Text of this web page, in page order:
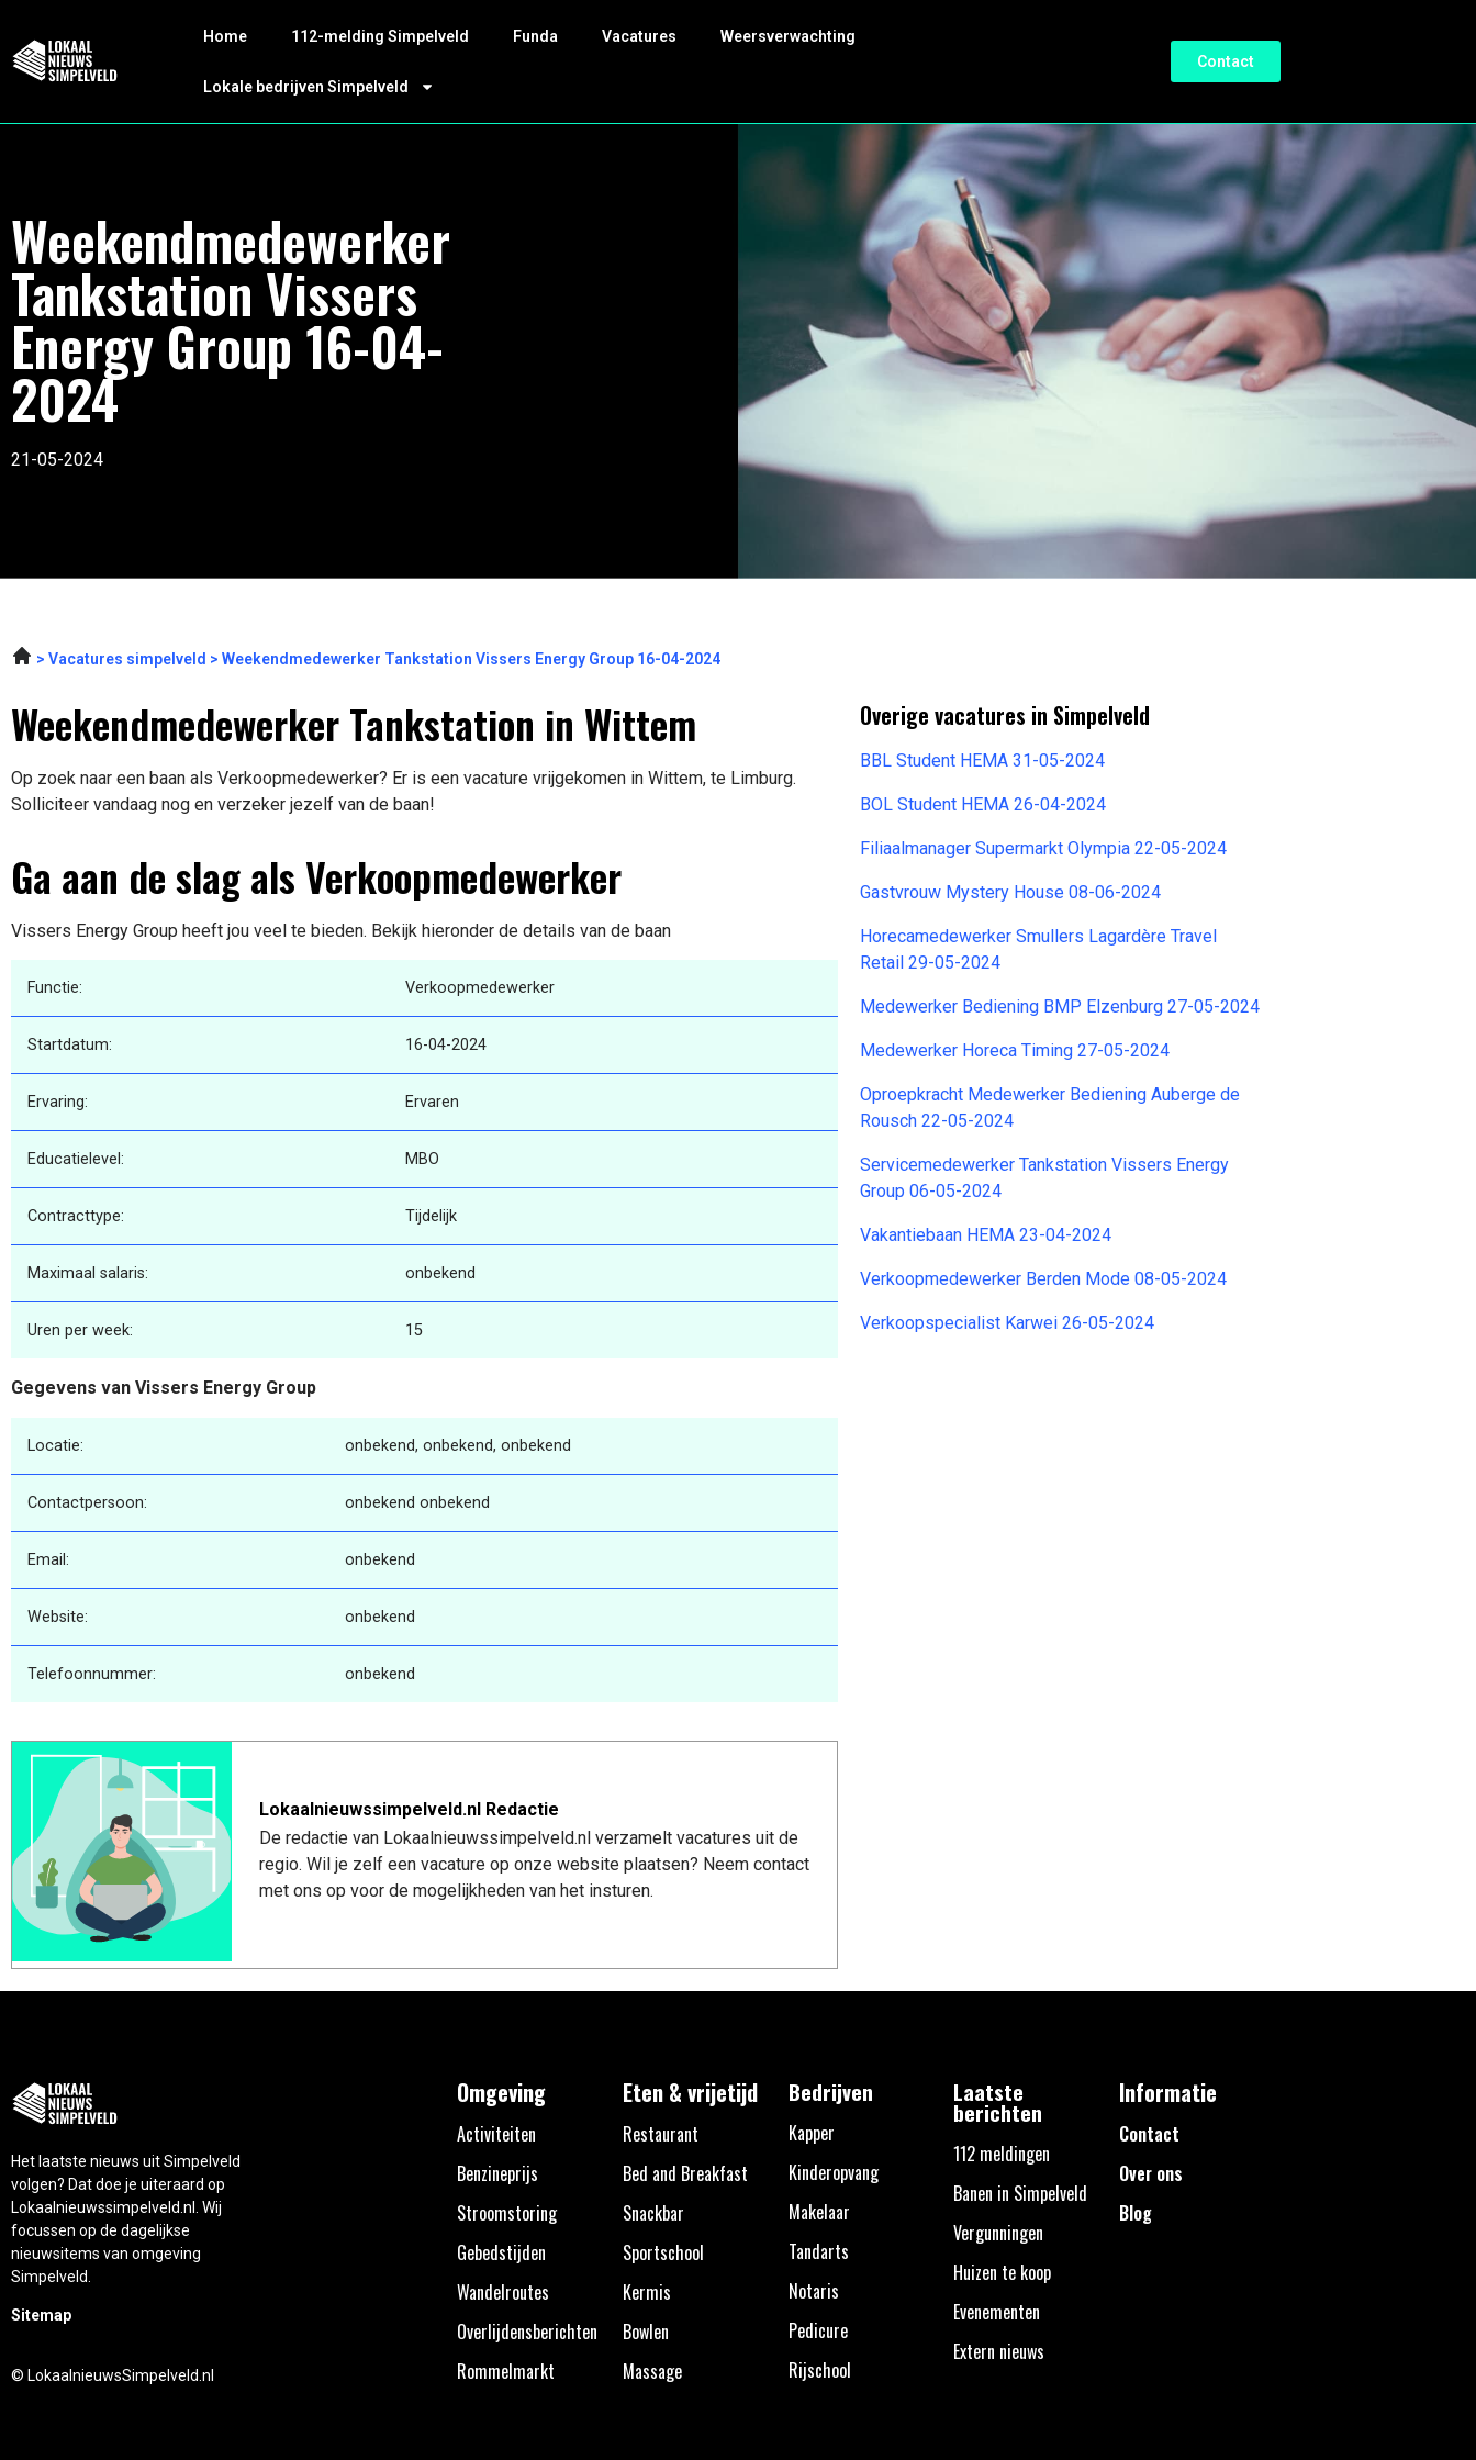
Home 112-melding Simpelveld Funda Vacatures Weersverwachting
Lokale bedrijven Simpelveld
Contact
Weekendmedewerker
Tankstation Vissers
Energy Group 16-04-
2024
21-05-2024
Vacatures simpelveld Weekendmedewerker Tankstation Vissers Energy Group 16-04-2024
Weekendmedewerker Tankstation in Wittem
Op zoek naar een baan als Verkoopmedewerker? Er is een vacature vrijgekomen in Wittem, te Limburg.
Solliciteer vandaag nog en verzeker jezelf van de baan!
Ga aan de slag als Verkoopmedewerker
Vissers Energy Group heeft jou veel te bieden. Bekijk hieronder de details van de baan
Functie: Verkoopmedewerker
Startdatum: 16-04-2024
Ervaring: Ervaren
Educatielevel: MBO
Contracttype: Tijdelijk
Maximaal salaris: onbekend
Uren per week: 15
Gegevens van Vissers Energy Group
Locatie: onbekend, onbekend, onbekend
Contactpersoon: onbekend onbekend
Email: onbekend
Website: onbekend
Telefoonnummer: onbekend
Lokaalnieuwssimpelveld.nl Redactie
De redactie van Lokaalnieuwssimpelveld.nl verzamelt vacatures uit de
regio. Wil je zelf een vacature op onze website plaatsen? Neem contact
met ons op voor de mogelijkheden van het insturen.
Overige vacatures in Simpelveld
BBL Student HEMA 31-05-2024
BOL Student HEMA 26-04-2024
Filiaalmanager Supermarkt Olympia 22-05-2024
Gastvrouw Mystery House 08-06-2024
Horecamedewerker Smullers Lagardère Travel
Retail 29-05-2024
Medewerker Bediening BMP Elzenburg 27-05-2024
Medewerker Horeca Timing 27-05-2024
Oproepkracht Medewerker Bediening Auberge de
Rousch 22-05-2024
Servicemedewerker Tankstation Vissers Energy
Group 06-05-2024
Vakantiebaan HEMA 23-04-2024
Verkoopmedewerker Berden Mode 08-05-2024
Verkoopspecialist Karwei 26-05-2024
Het laatste nieuws uit Simpelveld
volgen? Dat doe je uiteraard op
Lokaalnieuwssimpelveld.nl. Wij
focussen op de dagelijkse
nieuwsitems van omgeving
Simpelveld.
Sitemap
© LokaalnieuwsSimpelveld.nl
Omgeving
Activiteiten
Benzineprijs
Stroomstoring
Gebedstijden
Wandelroutes
Overlijdensberichten
Rommelmarkt
Eten & vrijetijd
Restaurant
Bed and Breakfast
Snackbar
Sportschool
Kermis
Bowlen
Massage
Bedrijven
Kapper
Kinderopvang
Makelaar
Tandarts
Notaris
Pedicure
Rijschool
Laatste
berichten
112 meldingen
Banen in Simpelveld
Vergunningen
Huizen te koop
Evenementen
Extern nieuws
Informatie
Contact
Over ons
Blog